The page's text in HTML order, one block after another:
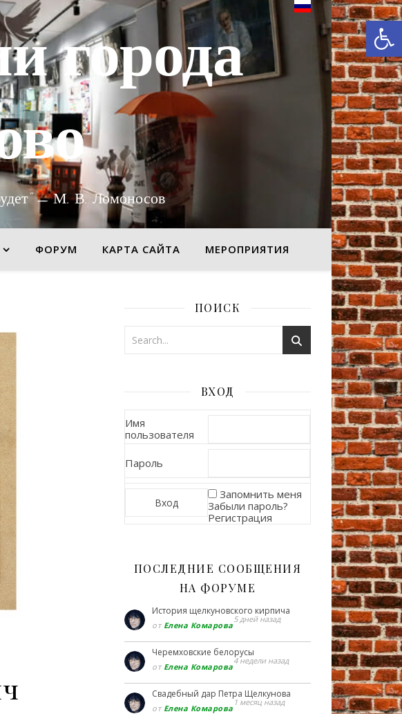
города
— М. В. Ломоносов
ФОРУМ КАРТА САЙТА МЕРОПРИЯТИЯ
ПОИСК
ВХОД
Имя
пользователя
Пароль
Запомнить меня
Забыли пароль?
Регистрация
ПОСЛЕДНИЕ СООБЩЕНИЯ
НА ФОРУМЕ
История щелкуновского кирпича
от Елена Комарова
5 дней назад
Черемховские белорусы
от Елена Комарова
4 недели назад
Свадебный дар Петра Щелкунова
от Елена Комарова
1 месяц назад